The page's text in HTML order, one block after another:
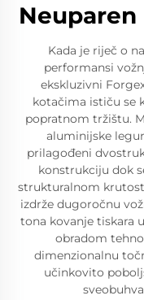
Kada je riječ o
performansi
ekskluzivni
kotačima ističu se
popratnom tržištu.
aluminijske
prilagođeni
konstrukciju dok
strukturalnom
izdrže dugoročnu
tona kovanje tiskara
obradom
dimenzionalnu
učinkovito